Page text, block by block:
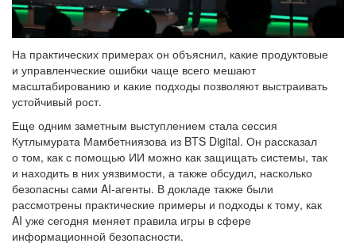
На практических примерах он объяснил, какие продуктовые
и управленческие ошибки чаще всего мешают
масштабированию и какие подходы позволяют выстраивать
устойчивый рост.
Еще одним заметным выступлением стала сессия
Кутлымурата Мамбетниязова из BTS Digital. Он рассказал
о том, как с помощью ИИ можно как защищать системы, так
и находить в них уязвимости, а также обсудил, насколько
безопасны сами AI-агенты. В докладе также были
рассмотрены практические примеры и подходы к тому, как
AI уже сегодня меняет правила игры в сфере
информационной безопасности.